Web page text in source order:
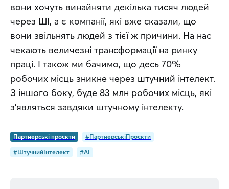
вони хочуть винайняти декілька тисяч людей
через ШІ, а є компанії, які вже сказали, що
вони звільнять людей з тієї ж причини. На нас
чекають величезні трансформації на ринку
праці. І також ми бачимо, що десь 70%
робочих місць зникне через штучний інтелект.
З іншого боку, буде 83 млн робочих місць, які
з’являться завдяки штучному інтелекту.
Партнерські проєкти
#ПартнерськіПроєкти
#ШтучнийІнтелект
#AI